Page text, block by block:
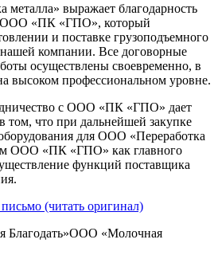
выражает благодарность
ООО «ПК «ГПО», который
и поставке грузоподъемного
компании. Все договорные
осуществлены своевременно, в
высоком профессиональном уровне.
с ООО «ПК «ГПО» дает
том, что при дальнейшей закупке
для ООО «Переработка
ООО «ПК «ГПО» как главного
функций поставщика
(читать оригинал)
ООО «Молочная